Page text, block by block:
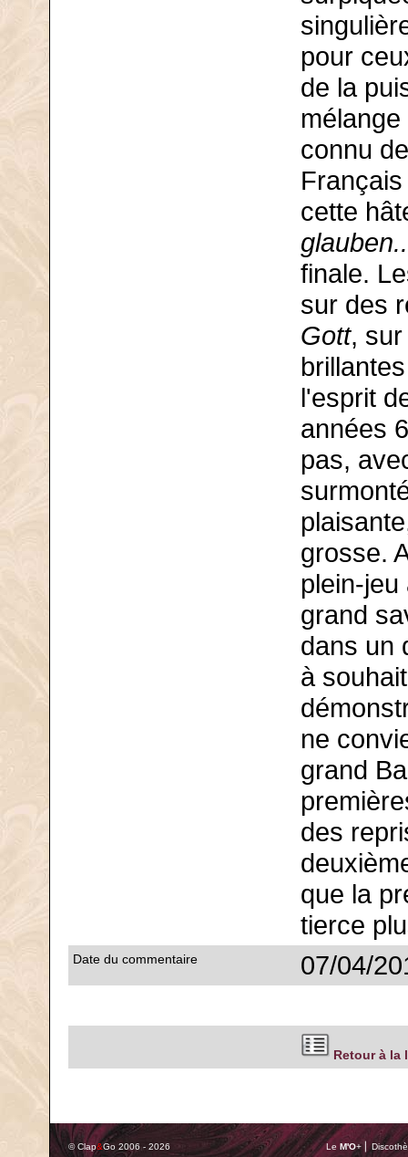
pour
de la
connu
cette
finale.
sur des
Gott,
l'esprit
années
pas,
grosse.
plein-jeu
grand
dans un
à
ne
grand
des
que la
tierce
Date du commentaire 07/04/
Retour à la
© Clap&Go 2006 - 2026 Le M'O+ ⎢